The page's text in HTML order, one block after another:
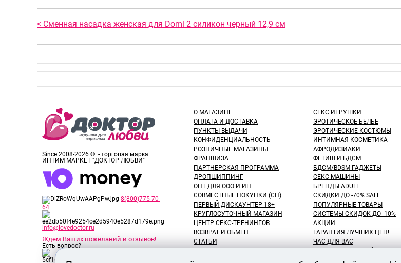
< Сменная насадка женская для Domi 2 силикон черный 12,9 см
Since 2008-2026 © - торговая марка
ИНТИМ МАРКЕТ "ДОКТОР ЛЮБВИ"
8(800)775-70-
64
info@lovedoctor.ru
Ждем Ваших пожеланий и отзывов!
Есть вопрос?
О МАГАЗИНЕ
ОПЛАТА И ДОСТАВКА
ПУНКТЫ ВЫДАЧИ
КОНФИДЕНЦИАЛЬНОСТЬ
РОЗНИЧНЫЕ МАГАЗИНЫ
ФРАНШИЗА
ПАРТНЕРСКАЯ ПРОГРАММА
ДРОПШИППИНГ
ОПТ ДЛЯ ООО И ИП
СОВМЕСТНЫЕ ПОКУПКИ (СП)
ПЕРВЫЙ ДИСКАУНТЕР 18+
КРУГЛОСУТОЧНЫЙ МАГАЗИН
ЦЕНТР СЕКС-ТРЕНИНГОВ
ВОЗВРАТ И ОБМЕН
СТАТЬИ
СЕКС ИГРУШКИ
ЭРОТИЧЕСКОЕ БЕЛЬЕ
ЭРОТИЧЕСКИЕ КОСТЮМЫ
ИНТИМНАЯ КОСМЕТИКА
АФРОДИЗИАКИ
ФЕТИШ И БДСМ
БДСМ/BDSM ГАДЖЕТЫ
СЕКС-МАШИНЫ
БРЕНДЫ ADULT
СКИДКИ ДО -70% SALE
ПОПУЛЯРНЫЕ ТОВАРЫ
СИСТЕМЫ СКИДОК ДО -10%
АКЦИИ
ГАРАНТИЯ ЛУЧШИХ ЦЕН!
ЧАС ДЛЯ ВАС
100 БОНУСНЫХ РУБЛЕЙ!